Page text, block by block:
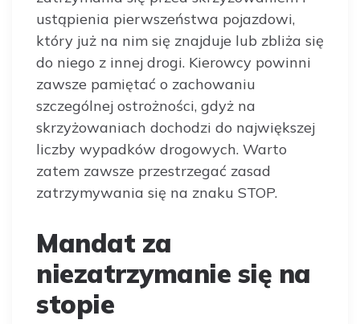
ustąpienia pierwszeństwa pojazdowi,
który już na nim się znajduje lub zbliża się
do niego z innej drogi. Kierowcy powinni
zawsze pamiętać o zachowaniu
szczególnej ostrożności, gdyż na
skrzyżowaniach dochodzi do największej
liczby wypadków drogowych. Warto
zatem zawsze przestrzegać zasad
zatrzymywania się na znaku STOP.
Mandat za
niezatrzymanie się na
stopie